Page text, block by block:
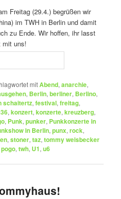
Freitag (29.4.) begrüßen wir
im TWH in Berlin und damit
zu Ende. Wir hoffen, ihr lasst
mit uns!
mitAbend,anarchie,
, Berlin,berliner, Berlino,
schaitertz,festival,freitag,
,konzert,konzerte,kreuzberg,
, Punk,punker, Punkkonzerte in
in Berlin,punx,rock,
,stoner,taz,tommy weisbecker
,twh, U1,u6